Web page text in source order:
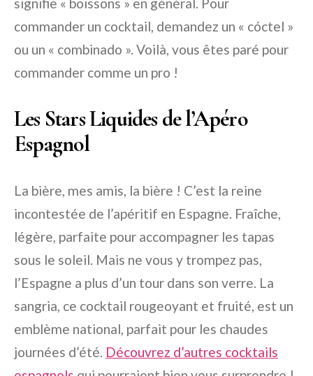
commander un cocktail, demandez un « cóctel »
ou un « combinado ». Voilà, vous êtes paré pour
commander comme un pro !
Les Stars Liquides de l’Apéro
Espagnol
La bière, mes amis, la bière ! C’est la reine
incontestée de l’apéritif en Espagne. Fraîche,
légère, parfaite pour accompagner les tapas
sous le soleil. Mais ne vous y trompez pas,
l’Espagne a plus d’un tour dans son verre. La
sangria, ce cocktail rougeoyant et fruité, est un
emblème national, parfait pour les chaudes
journées d’été. Découvrez d’autres cocktails